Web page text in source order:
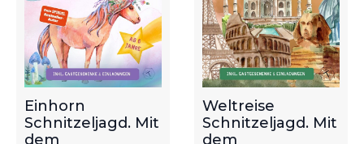
Einhorn
Schnitzeljagd. Mit
dem
Weltreise
Schnitzeljagd. Mit
dem